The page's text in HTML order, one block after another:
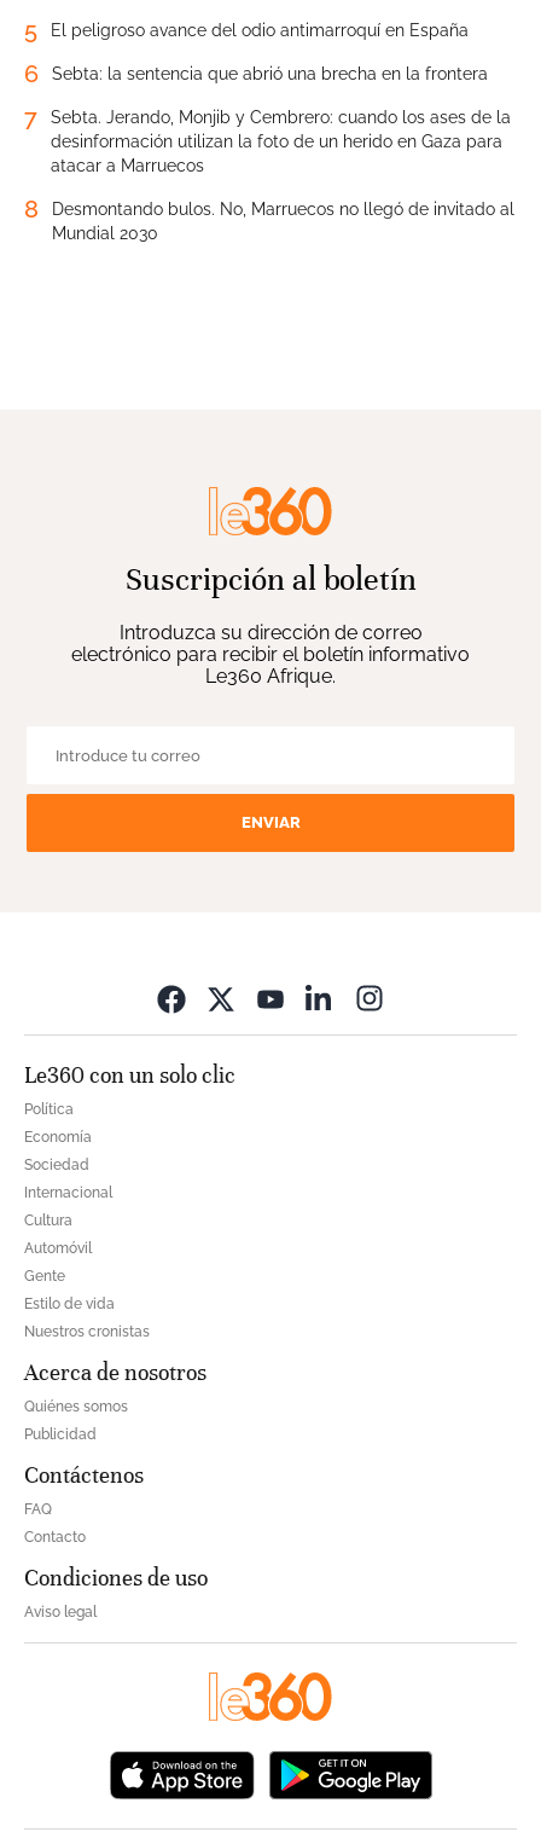
5 El peligroso avance del odio antimarroquí en España
6 Sebta: la sentencia que abrió una brecha en la frontera
7
Sebta. Jerando, Monjib y Cembrero: cuando los ases de la
desinformación utilizan la foto de un herido en Gaza para
atacar a Marruecos
8
Desmontando bulos. No, Marruecos no llegó de invitado al
Mundial 2030
Suscripción al boletín
Introduzca su dirección de correo
electrónico para recibir el boletín informativo
Le360 Afrique.
ENVIAR
Le360 con un solo clic
Política
Economía
Sociedad
Internacional
Cultura
Automóvil
Gente
Estilo de vida
Nuestros cronistas
Acerca de nosotros
Quiénes somos
Publicidad
Contáctenos
FAQ
Contacto
Condiciones de uso
Aviso legal